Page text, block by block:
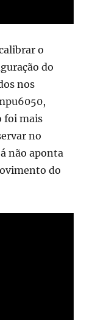
o
do
nos
foi mais
no
não aponta
do